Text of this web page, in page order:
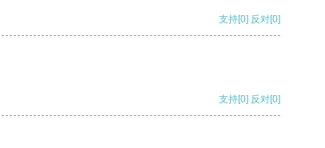
支持[0] 反对[0]
支持[0] 反对[0]